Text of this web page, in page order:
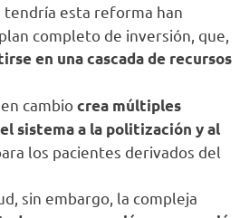
tendría esta reforma han
completo de inversión, que,
en una cascada de recursos
cambiocrea múltiples
sistema a la politización y al
los pacientes derivados del
sin embargo, la compleja